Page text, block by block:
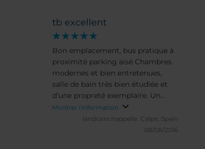
tb excellent
Bon emplacement, bus pratique à
proximité parking aisé Chambres
modernes et bien entretenues,
salle de bain très bien étudiée et
d'une propreté exemplaire. Un
regret: les repas présentés le soir
sont simple et pas assez variés,
mais le personnel est très attentif
Montrer l'information
landrainchappelle. Calpe, Spain
08/08/2016